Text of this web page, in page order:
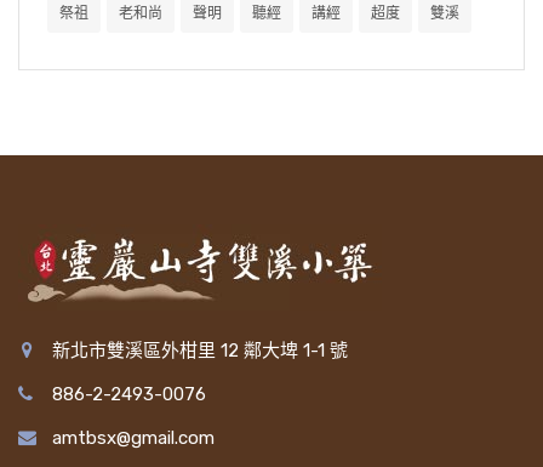
祭祖 老和尚 聲明 聽經 講經 超度 雙溪
新北市雙溪區外柑里 12 鄰大埤 1-1 號
886-2-2493-0076
amtbsx@gmail.com